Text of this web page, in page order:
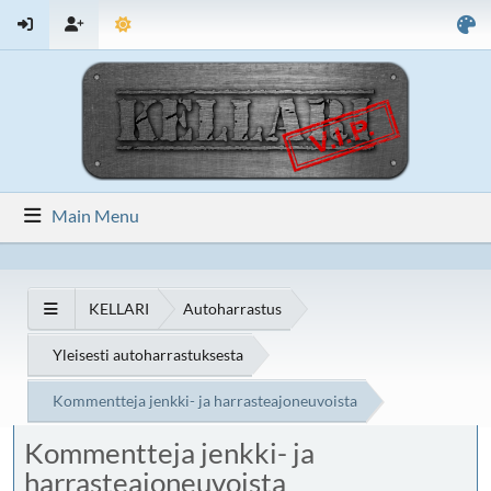
Main Menu
KELLARI Autoharrastus
Yleisesti autoharrastuksesta
Kommentteja jenkki- ja harrasteajoneuvoista
Kommentteja jenkki- ja
harrasteajoneuvoista